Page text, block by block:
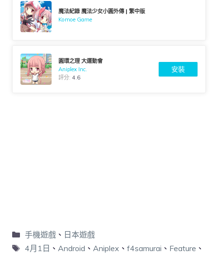
魔法紀錄 魔法少女小圓外傳 | 繁中版
Komoe Game
圓環之理 大運動會
Aniplex Inc.
評分:4.6
安裝
手機遊戲、 日本遊戲
4月1日 、 Android 、 Aniplex 、 f4samurai 、 Feature 、